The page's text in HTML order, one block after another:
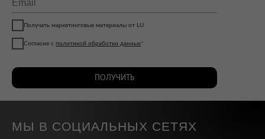
Получать маркетинговые материалы от LU
Согласие с политикой обработки данных*
ПОЛУЧИТЬ
МЫ В СОЦИАЛЬНЫХ СЕТЯХ